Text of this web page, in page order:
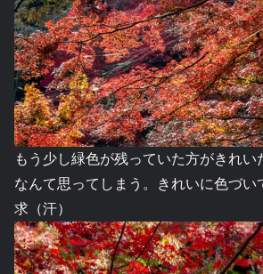
もう少し緑色が残っていた方がきれい
なんて思ってしまう。きれいに色づい
求（汗）